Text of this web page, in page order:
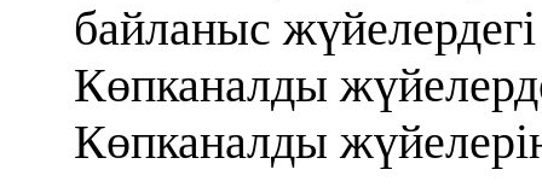
байланыс
Көпканалды
Көпканалды